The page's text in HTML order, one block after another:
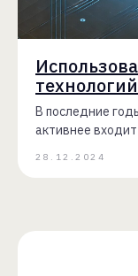
В последние
активнее
28.12.2024